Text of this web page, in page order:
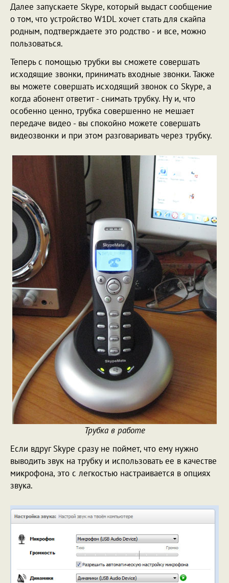
Далее запускаете Skype, который выдаст сообщение
о том, что устройство W1DL хочет стать для скайпа
родным, подтверждаете это родство - и все, можно
пользоваться.
Теперь с помощью трубки вы сможете совершать
исходящие звонки, принимать входные звонки. Также
вы можете совершать исходящий звонок со Skype, а
когда абонент ответит - снимать трубку. Ну и, что
особенно ценно, трубка совершенно не мешает
передаче видео - вы спокойно можете совершать
видеозвонки и при этом разговаривать через трубку.
Трубка в работе
Если вдруг Skype сразу не поймет, что ему нужно
выводить звук на трубку и использовать ее в качестве
микрофона, это с легкостью настраивается в опциях
звука.